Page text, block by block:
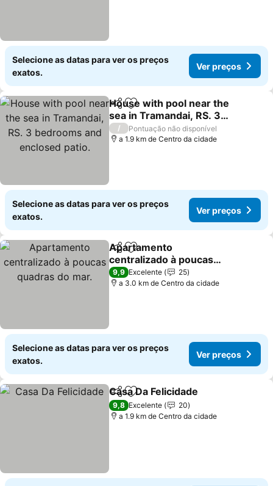
Selecione as datas para ver os preços
exatos.
Ver preços
PartilharAdicionar aos favoritos
House with pool near the
sea in Tramandai, RS. 3
bedrooms and enclosed
patio.
/
Pontuação não disponível
a 1.9 km de Centro da cidade
Selecione as datas para ver os preços
exatos.
Ver preços
PartilharAdicionar aos favoritos
Apartamento
centralizado à poucas
quadras do mar.
9,9 Excelente
25
a 3.0 km de Centro da cidade
Selecione as datas para ver os preços
exatos.
Ver preços
PartilharAdicionar aos favoritos
Casa Da Felicidade
9,8 Excelente
20
a 1.9 km de Centro da cidade